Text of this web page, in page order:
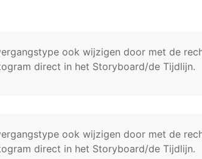
ook wijzigen door met de
direct in het Storyboard/de Tijdlijn.
ook wijzigen door met de
direct in het Storyboard/de Tijdlijn.